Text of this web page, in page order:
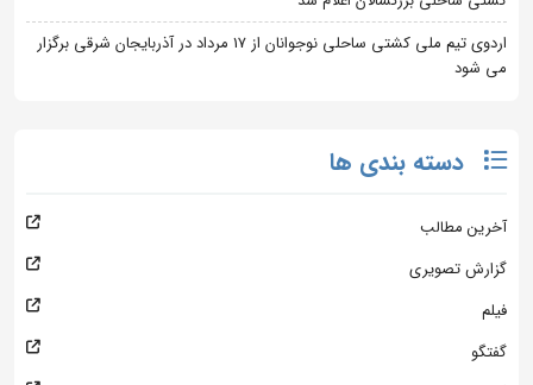
اردوی تیم ملی کشتی ساحلی نوجوانان از 17 مرداد در آذربایجان شرقی برگزار
می شود
دسته بندی ها
آخرین مطالب
گزارش تصویری
فیلم
گفتگو